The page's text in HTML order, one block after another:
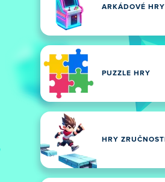
ARKÁDOVÉ HRY
PUZZLE HRY
HRY ZRUČNOSTI